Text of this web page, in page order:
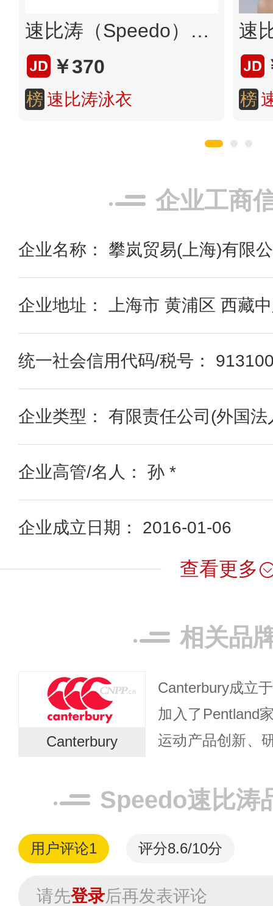
速比涛（Speedo）大标logo系列 抗氯速干经典及膝游泳裤男 800369115995 中灰蓝32
￥370
榜 速比涛泳衣 榜
企业工商
企业名称： 攀岚贸易(上海)有限
企业地址： 上海市 黄浦区 西藏
统一社会信用代码/税号：
企业类型： 有限责任公司(外国法
企业高管/名人： 孙 *
企业成立日期： 2016-01-06
查看更多
相关品
Canterbury
Canterbury成立
加入了Pentland
运动产品创新、
提供从初级到比
Speedo速比涛
用户评论1 评分8.6/10分
请先登录后再发表评论